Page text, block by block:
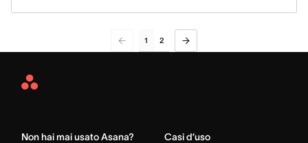
1 2
Asana
Non hai mai usato Asana? Casi d’uso